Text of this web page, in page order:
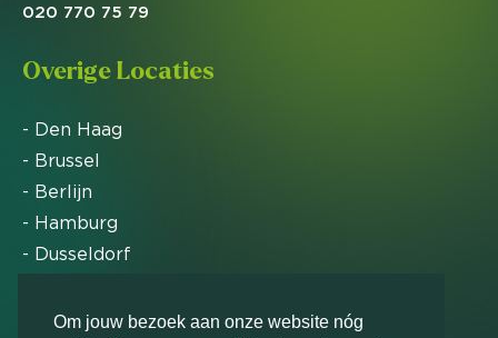
Om jouw bezoek aan onze website nóg
020 770 75 79
Overige Locaties
- Den Haag
- Brussel
- Berlijn
- Hamburg
- Dusseldorf